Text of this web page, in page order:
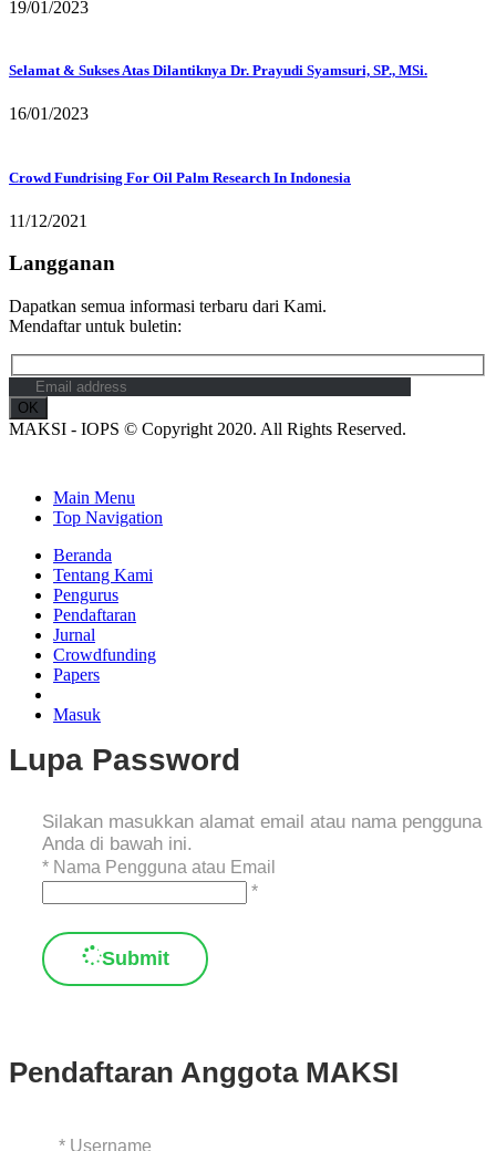
19/01/2023
Selamat & Sukses Atas Dilantiknya Dr. Prayudi Syamsuri, SP., MSi.
16/01/2023
Crowd Fundrising For Oil Palm Research In Indonesia
11/12/2021
Langganan
Dapatkan semua informasi terbaru dari Kami.
Mendaftar untuk buletin:
MAKSI - IOPS © Copyright 2020. All Rights Reserved.
Main Menu
Top Navigation
Beranda
Tentang Kami
Pengurus
Pendaftaran
Jurnal
Crowdfunding
Papers
Masuk
Lupa Password
Silakan masukkan alamat email atau nama pengguna
Anda di bawah ini.
* Nama Pengguna atau Email
*
Submit
Pendaftaran Anggota MAKSI
* Username